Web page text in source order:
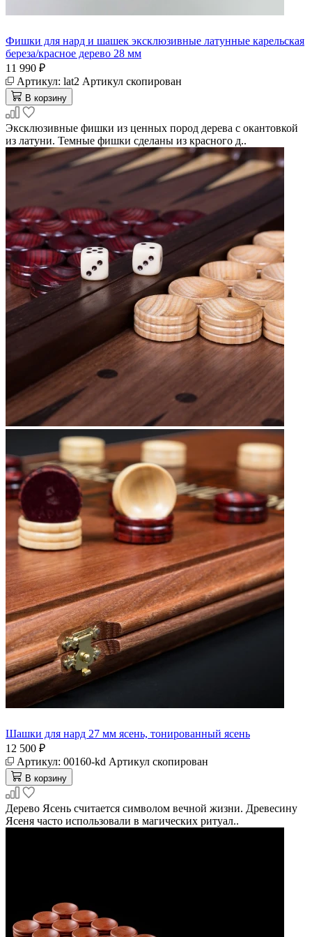
Фишки для нард и шашек эксклюзивные латунные карельская
береза/красное дерево 28 мм
11 990 ₽
Артикул: lat2 Артикул скопирован
В корзину
Эксклюзивные фишки из ценных пород дерева с окантовкой
из латуни. Темные фишки сделаны из красного д..
Шашки для нард 27 мм ясень, тонированный ясень
12 500 ₽
Артикул: 00160-kd Артикул скопирован
В корзину
Дерево Ясень считается символом вечной жизни. Древесину
Ясеня часто использовали в магических ритуал..